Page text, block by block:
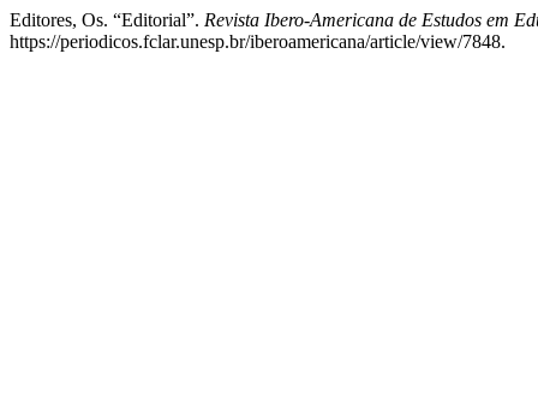
Editores, Os. “Editorial”. Revista Ibero-Americana de Estudos em
https://periodicos.fclar.unesp.br/iberoamericana/article/view/7848.